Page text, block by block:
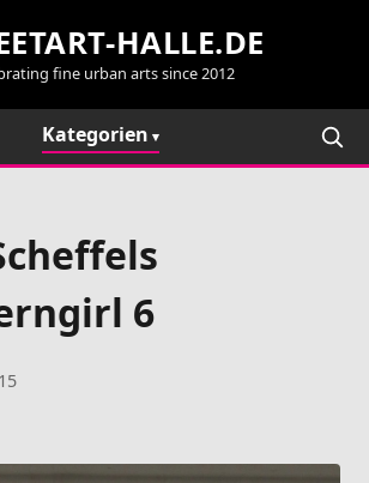
HALLE.DE
fine urban arts since 2012
Kategorien
6